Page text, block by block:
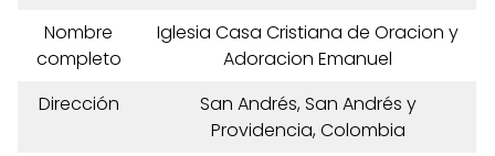
Nombre
completo
Iglesia Casa Cristiana de Oracion y
Adoracion Emanuel
Dirección
San Andrés, San Andrés y
Providencia, Colombia